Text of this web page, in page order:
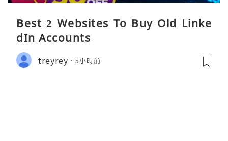
Best 2 Websites To Buy Old Linke
dIn Accounts
treyrey 5小時前